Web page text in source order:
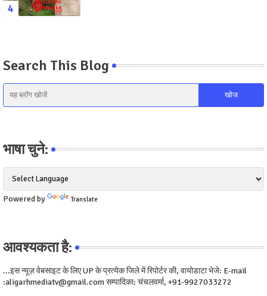
Search This Blog
भाषा चुने:
Powered by Translate
आवश्यकता है:
...इस न्यूज़ वेबसाइट के लिए UP के प्रत्येक जिले में रिपोर्टर की, वायोडाटा भेजे: E-mail
:aligarhmediatv@gmail.com सम्पादिका: चंचलवर्मा, +91-9927033272